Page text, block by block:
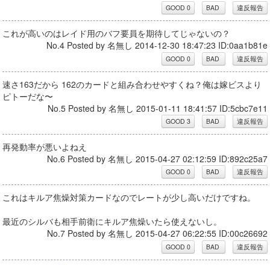
これが高いのはレイド用のバフ要員を期待してじゃないの？
No.4 Posted by 名無し 2014-12-30 18:47:23 ID:0aa1b81e
速さ163だから 162のカードと組み合わせやすくね？俺は嫁ビスより
ピトーだな〜
No.5 Posted by 名無し 2015-01-11 18:41:57 ID:5cbc7e11
再発動率が悪いよねえ
No.6 Posted by 名無し 2015-04-27 02:12:59 ID:892c25a7
これはキルア焦燥対策カードなのでレートが少し高いだけですね。
最近のシルバも相手前衛にキルア焦燥いたら使えないし。
No.7 Posted by 名無し 2015-04-27 06:22:55 ID:00c26692